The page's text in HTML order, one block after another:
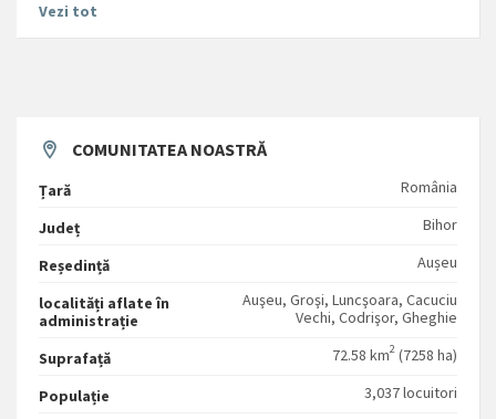
Vezi tot
COMUNITATEA NOASTRĂ
Țară România
Județ Bihor
Reședință Aușeu
localități aflate în
administrație
Auşeu, Groşi, Luncşoara, Cacuciu
Vechi, Codrişor, Gheghie
Suprafață 72.58 km2 (7258 ha)
Populație 3,037 locuitori